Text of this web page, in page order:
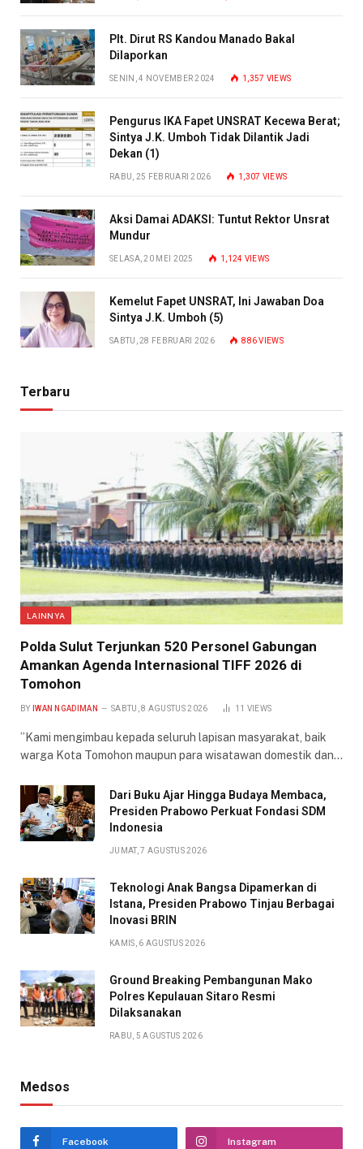
Plt. Dirut RS Kandou Manado Bakal
Dilaporkan
SENIN, 4 NOVEMBER 2024 1,357 VIEWS
Pengurus IKA Fapet UNSRAT Kecewa Berat;
Sintya J.K. Umboh Tidak Dilantik Jadi
Dekan (1)
RABU, 25 FEBRUARI 2026 1,307 VIEWS
Aksi Damai ADAKSI: Tuntut Rektor Unsrat
Mundur
SELASA, 20 MEI 2025 1,124 VIEWS
Kemelut Fapet UNSRAT, Ini Jawaban Doa
Sintya J.K. Umboh (5)
SABTU, 28 FEBRUARI 2026 886VIEWS
Terbaru
LAINNYA
​Polda Sulut Terjunkan 520 Personel Gabungan
Amankan Agenda Internasional TIFF 2026 di
Tomohon
BY IWAN NGADIMAN SABTU, 8 AGUSTUS 2026 11 VIEWS
​”Kami mengimbau kepada seluruh lapisan masyarakat, baik
warga Kota Tomohon maupun para wisatawan domestik dan…
Dari Buku Ajar Hingga Budaya Membaca,
Presiden Prabowo Perkuat Fondasi SDM
Indonesia
JUMAT, 7 AGUSTUS 2026
Teknologi Anak Bangsa Dipamerkan di
Istana, Presiden Prabowo Tinjau Berbagai
Inovasi BRIN
KAMIS, 6 AGUSTUS 2026
Ground Breaking Pembangunan Mako
Polres Kepulauan Sitaro Resmi
Dilaksanakan
RABU, 5 AGUSTUS 2026
Medsos
Facebook Instagram